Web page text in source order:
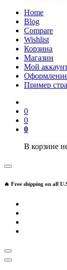
Home
Blog
Compare
Wishlist
Корзина
Магазин
Мой
Оформление
Пример
0
0
0
В корзине
🔥 Free shipping on all